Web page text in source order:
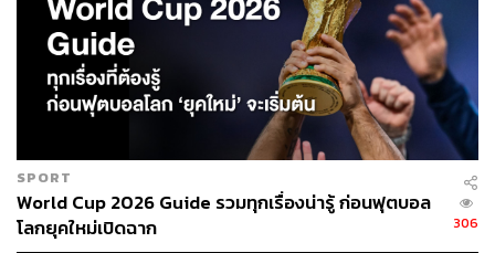
ในสังคม เพื่อค้นหาแนวทางการใช้ชีวิตหลังล็อกดาวน์ ทั้ง
การทำงาน การเดินทาง และการอยู่อาศัย ในรายการ THE
STANDARD ฝ่าวิกฤตโควิด-19: ระดมไอเดีย ชีวิตหลังล็อก
ดาวน์
When:26 เมษายน 2563 เวลา 13.00 น.​
https://www.facebook.com/thestandardth/
Why:มาร่วมเรียนรู้ว่าเมื่อโลกเปลี่ยนไปทุกด้าน เราจะใช้
ชีวิตกันอย่างไร พร้อมวิธีคิดอย่างเข้าใจด้วยกระบวนการ
Design Thinking
SPORT
World Cup 2026 Guide รวมทุกเรื่องน่ารู้ ก่อนฟุตบอล
โลกยุคใหม่เปิดฉาก
306